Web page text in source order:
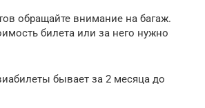
обращайте внимание на багаж.
билета или за него нужно
бывает за 2 месяца до